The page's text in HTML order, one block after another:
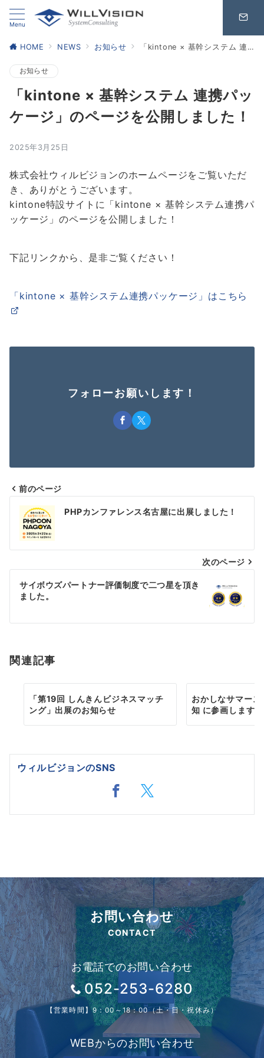
Menu
HOME NEWS お知らせ 「kintone × 基幹システム 連携パッケージ」のページを公開しました！
お知らせ
「kintone × 基幹システム 連携パッ
ケージ」のページを公開しました！
2025年3月25日
株式会社ウィルビジョンのホームページをご覧いただ
き、ありがとうございます。
kintone特設サイトに「kintone × 基幹システム連携パ
ッケージ」のページを公開しました！
下記リンクから、是非ご覧ください！
「kintone × 基幹システム連携パッケージ」はこちら
フォローお願いします！
投
ナ
ビ
ゲ
ー
シ
ン
前のページ
PHPカンファレンス名古屋に出展しました！
次のページ
サイボウズパートナー評価制度で二つ星を頂き
ました。
関連記事
「第19回 しんきんビジネスマッチ
ング」出展のお知らせ
おかしなサマー
知 に参画します！
ウィルビジョンのSNS
お問い合わせ
CONTACT
お電話でのお問い合わせ
052-253-6280
【営業時間】9：00～18：00（土・日・祝休み）
WEBからのお問い合わせ